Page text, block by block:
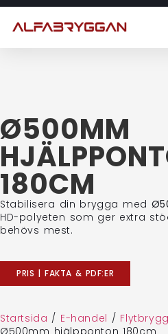
Ø500MM
180CM
Stabilisera din brygga med
HD-polyeten som ger extra
behövs mest.
PRIS | FAKTA & PDF:ER
Startsida / E-handel /
Ø500mm hjälpponton 180cm